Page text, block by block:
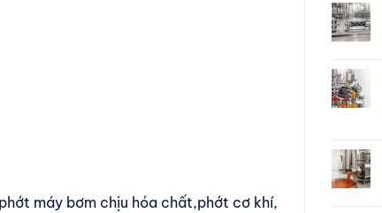
máy bơm chịu hóa chất,phớt cơ khí,